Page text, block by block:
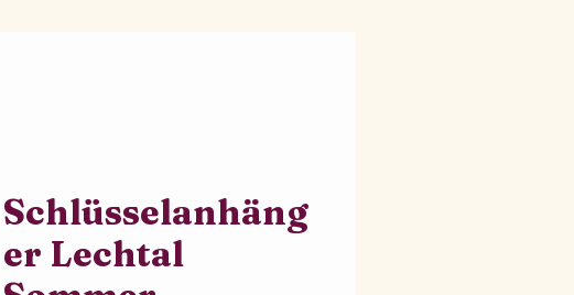
Schlüsselanhäng
er Lechtal